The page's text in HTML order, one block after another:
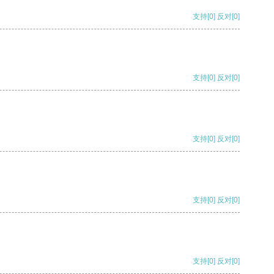
支持[0] 反对[0]
支持[0] 反对[0]
支持[0] 反对[0]
支持[0] 反对[0]
支持[0] 反对[0]